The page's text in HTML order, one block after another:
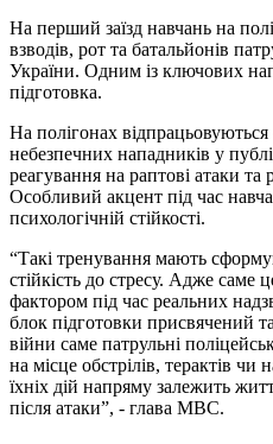
На перший заїзд навчань на
взводів, рот та батальйонів
України. Одним із ключових
підготовка.
На полігонах відпрацьовуються
небезпечних нападників у
реагування на раптові атаки
Особливий акцент під час
психологічній стійкості.
“Такі тренування мають
стійкість до стресу. Адже саме
фактором під час реальних
блок підготовки присвячений
війни саме патрульні
на місце обстрілів, терактів
їхніх дій напряму залежить
після атаки”, - глава МВС.